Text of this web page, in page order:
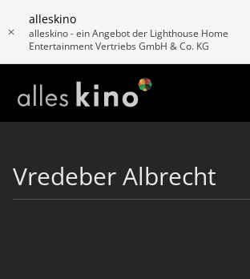
alleskino
alleskino - ein Angebot der Lighthouse Home
Entertainment Vertriebs GmbH & Co. KG
Vredeber Albrecht